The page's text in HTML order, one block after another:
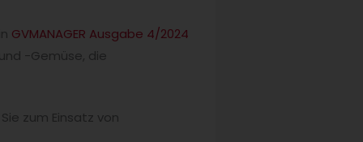
GVMANAGER Ausgabe 4/2024
-Gemüse, die
zum Einsatz von